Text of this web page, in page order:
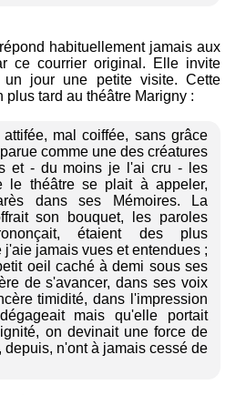
habituellement jamais aux
ce courrier original. Elle invite
jour une petite visite. Cette
plus tard au théâtre Marigny :
mal coiffée, sans grâce
comme une des créatures
et - du moins je l'ai cru - les
le théâtre se plait à appeler,
dans ses Mémoires. La
son bouquet, les paroles
étaient des plus
jamais vues et entendues ;
oeil caché à demi sous ses
de s'avancer, dans ses voix
timidité, dans l'impression
mais qu'elle portait
on devinait une force de
depuis, n'ont à jamais cessé de